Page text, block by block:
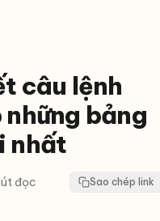
câu lệnh
bảng
nhất
đọc Sao chép link